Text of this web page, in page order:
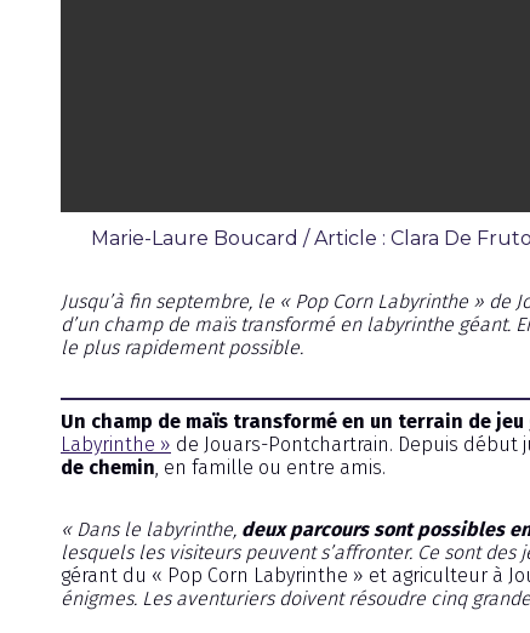
Marie-Laure Boucard / Article : Clara De
Jusqu’à fin septembre, le « Pop Corn Labyrinthe »
d’un champ de maïs transformé en labyrinthe géant.
le plus rapidement possible.
Un champ de maïs transformé en un terrain de
Labyrinthe » de Jouars-Pontchartrain. Depuis
de chemin, en famille ou entre amis.
« Dans le labyrinthe, deux parcours sont possibles
lesquels les visiteurs peuvent s’affronter. Ce sont des
gérant du « Pop Corn Labyrinthe » et agriculteur à
énigmes. Les aventuriers doivent résoudre cinq